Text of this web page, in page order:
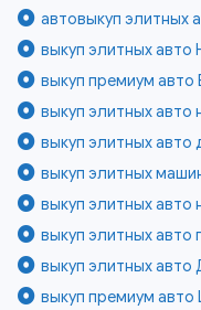
автовыкуп элитных
выкуп элитных
выкуп премиум авто
выкуп элитных авто
выкуп элитных
выкуп элитных
выкуп элитных авто
выкуп элитных
выкуп элитных авто
выкуп премиум авто